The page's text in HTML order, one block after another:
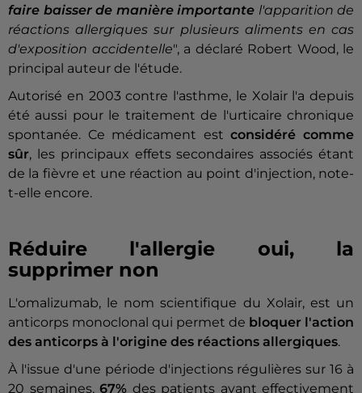
faire baisser de manière importante l'apparition de
réactions allergiques sur plusieurs aliments en cas
d'exposition accidentelle", a déclaré Robert Wood, le
principal auteur de l'étude.
Autorisé en 2003 contre l'asthme, le Xolair l'a depuis
été aussi pour le traitement de l'urticaire chronique
spontanée. Ce médicament estconsidéré comme
sûr, les principaux effets secondaires associés étant
de la fièvre et une réaction au point d'injection, note-
t-elle encore.
Réduire l'allergie oui, la
supprimer non
L'omalizumab, le nom scientifique du Xolair, est un
anticorps monoclonal qui permet de bloquer l'action
des anticorps à l'origine des réactions allergiques.
À l'issue d'une période d'injections régulières sur 16 à
20 semaines, 67% des patients ayant effectivement